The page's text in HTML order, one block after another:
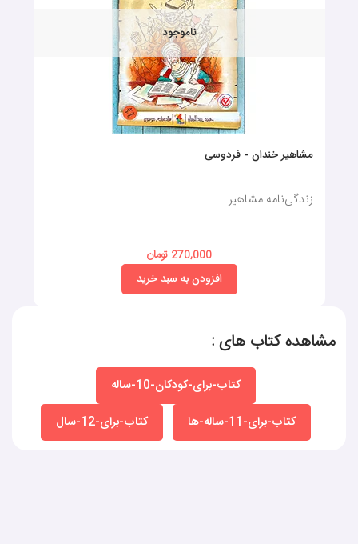
ناموجود
مشاهیر خندان - فردوسی
زندگی‌نامه‌ مشاهیر
270,000 تومان
افزودن به سبد خرید
مشاهده کتاب های :
کتاب-برای-کودکان-10-ساله
کتاب-برای-11-ساله-ها
کتاب-برای-12-سال